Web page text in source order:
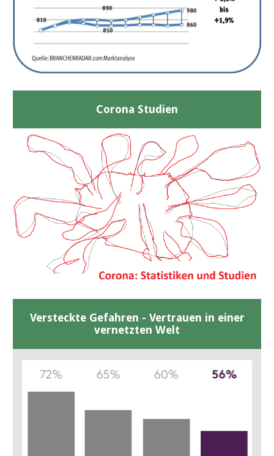
Corona Studien
Versteckte Gefahren - Vertrauen in einer
vernetzten Welt